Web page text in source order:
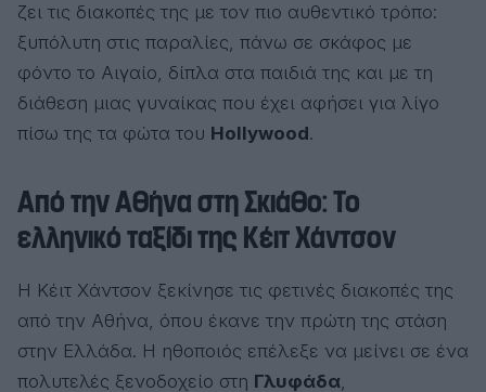
ζει τις διακοπές της με τον πιο αυθεντικό τρόπο:
ξυπόλυτη στις παραλίες, πάνω σε σκάφος με
φόντο το Αιγαίο, δίπλα στα παιδιά της και με τη
διάθεση μιας γυναίκας που έχει αφήσει για λίγο
πίσω της τα φώτα του Hollywood.
Από την Αθήνα στη Σκιάθο: Το
ελληνικό ταξίδι της Κέιτ Χάντσον
Η Κέιτ Χάντσον ξεκίνησε τις φετινές διακοπές της
από την Αθήνα, όπου έκανε την πρώτη της στάση
στην Ελλάδα. Η ηθοποιός επέλεξε να μείνει σε ένα
πολυτελές ξενοδοχείο στη Γλυφάδα